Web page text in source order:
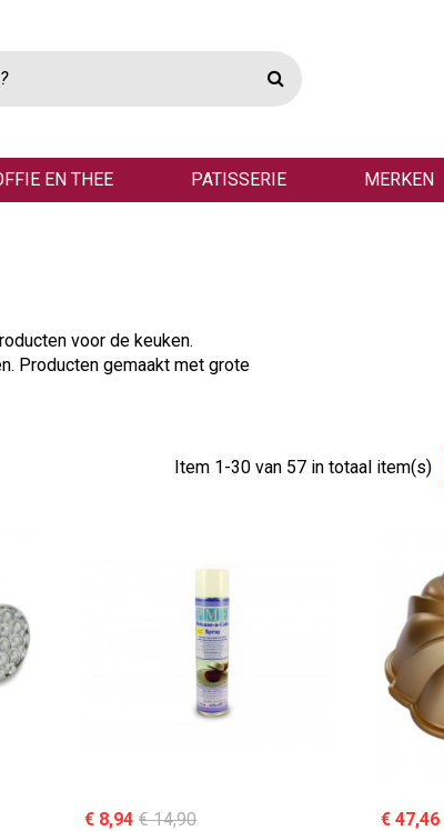
EN THEE PATISSERIE MERKEN
voor de keuken.
Producten gemaakt met grote
Item 1-30 van 57 in totaal item(s)
€ 8,94 € 14,90
€ 47,46